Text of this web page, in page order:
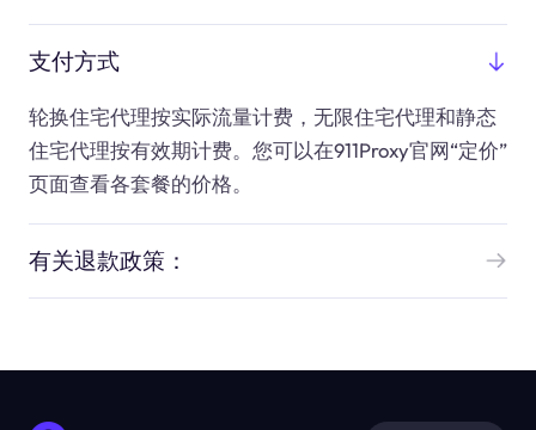
支付方式
轮换住宅代理按实际流量计费，无限住宅代理和静态
住宅代理按有效期计费。您可以在911Proxy官网“定价”
页面查看各套餐的价格。
有关退款政策：